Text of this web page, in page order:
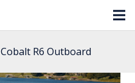
Cobalt R6 Outboard